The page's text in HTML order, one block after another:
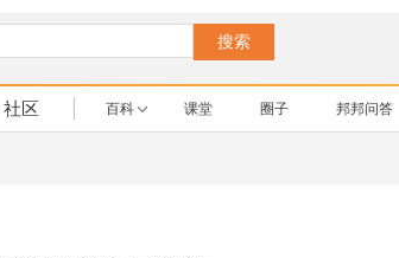
搜索
社区 百科 课堂 圈子 邦邦问答